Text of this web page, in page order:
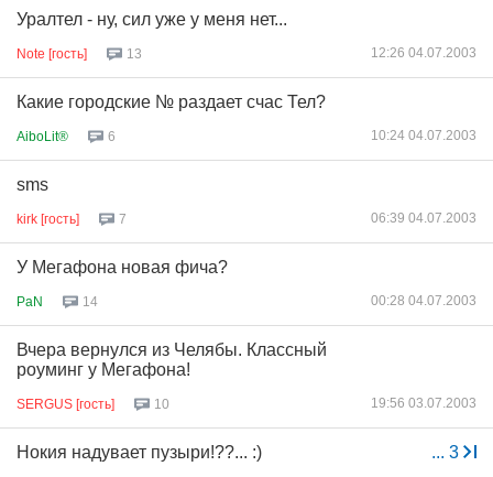
Уралтел - ну, сил уже у меня нет...
Note [гость] 13 12:26 04.07.2003
Какие городские № раздает счас Тел?
AiboLit® 6 10:24 04.07.2003
sms
kirk [гость] 7 06:39 04.07.2003
У Мегафона новая фича?
PaN 14 00:28 04.07.2003
Вчера вернулся из Челябы. Классный
роуминг у Мегафона!
SERGUS [гость] 10 19:56 03.07.2003
... 3
Нокия надувает пузыри!??... :)